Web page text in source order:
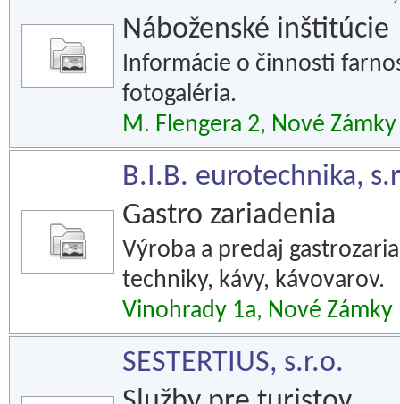
Náboženské inštitúcie
Informácie o činnosti
fotogaléria.
M. Flengera 2, Nové Zámky
B.I.B. eurotechnika,
Gastro zariadenia
Výroba a predaj
techniky, kávy, kávovarov.
Vinohrady 1a, Nové Zámky
SESTERTIUS, s.r.o.